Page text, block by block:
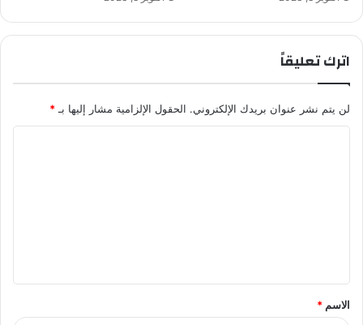
اترك تعليقاً
لن يتم نشر عنوان بريدك الإلكتروني. الحقول الإلزامية مشار إليها بـ *
ق
*
الاسم *